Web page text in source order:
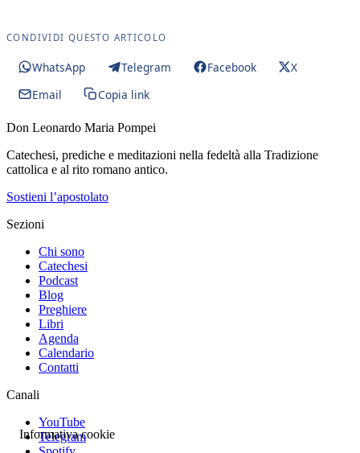
CONDIVIDI QUESTO ARTICOLO
WhatsApp Telegram Facebook
X
Email
Copia link
Don Leonardo Maria Pompei
Catechesi, prediche e meditazioni nella fedeltà alla Tradizione
cattolica e al rito romano antico.
Sostieni l’apostolato
Sezioni
Chi sono
Catechesi
Podcast
Blog
Preghiere
Libri
Agenda
Calendario
Contatti
Canali
YouTube
Telegram
Informativa cookie